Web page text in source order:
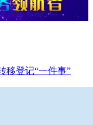
移登记“一件事”